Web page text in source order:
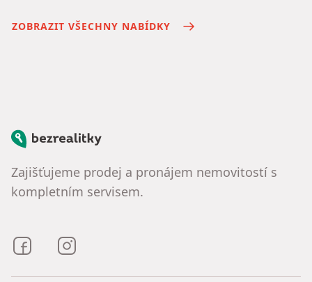
ZOBRAZIT VŠECHNY NABÍDKY
Bezrealitky
Zajišťujeme prodej a pronájem nemovitostí s
kompletním servisem.
Bezrealitky na Facebooku